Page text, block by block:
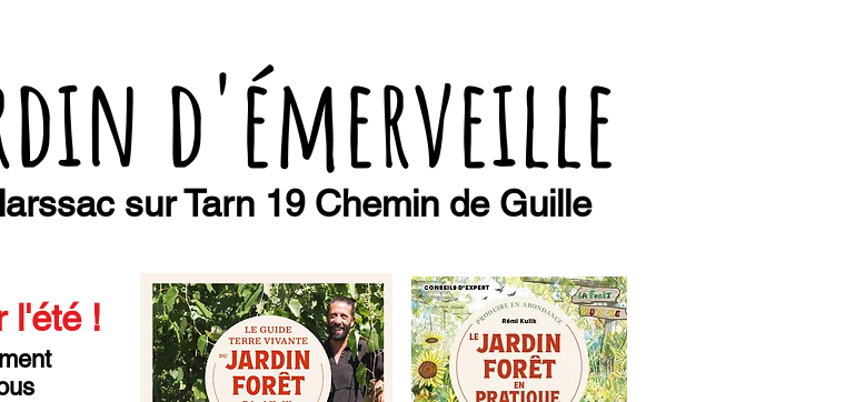
d'émerveille
sur Tarn 19 Chemin de Guille
l'été!